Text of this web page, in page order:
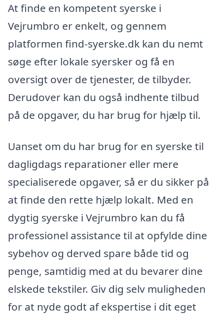
At finde en kompetent syerske i
Vejrumbro er enkelt, og gennem
platformen find-syerske.dk kan du nemt
søge efter lokale syersker og få en
oversigt over de tjenester, de tilbyder.
Derudover kan du også indhente tilbud
på de opgaver, du har brug for hjælp til.
Uanset om du har brug for en syerske til
dagligdags reparationer eller mere
specialiserede opgaver, så er du sikker på
at finde den rette hjælp lokalt. Med en
dygtig syerske i Vejrumbro kan du få
professionel assistance til at opfylde dine
sybehov og derved spare både tid og
penge, samtidig med at du bevarer dine
elskede tekstiler. Giv dig selv muligheden
for at nyde godt af ekspertise i dit eget